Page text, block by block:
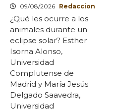
09/08/2026 Redaccion
¿Qué les ocurre a los
animales durante un
eclipse solar? Esther
Isorna Alonso,
Universidad
Complutense de
Madrid y María Jesús
Delgado Saavedra,
Universidad